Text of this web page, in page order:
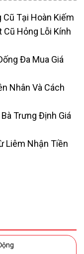
Tại Hoàn Kiếm
Cũ Hỏng Lỗi Kính
Đa Mua Giá
Nhân Và Cách
Trưng Định Giá
Liêm Nhận Tiền